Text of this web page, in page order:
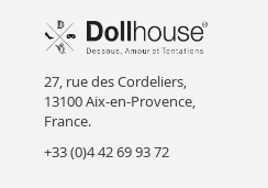
27, rue des Cordeliers,
13100 Aix-en-Provence,
France.
+33 (0)4 42 69 93 72